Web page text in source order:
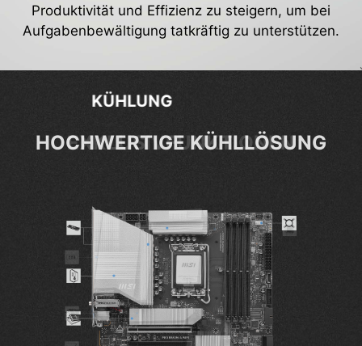
Produktivität und Effizienz zu steigern, um bei
Aufgabenbewältigung tatkräftig zu unterstützen.
EXKLUSIVFUNKTIONEN
EXKLUSIVFUNKTIONEN